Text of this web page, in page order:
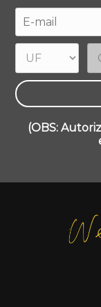
(OBS: